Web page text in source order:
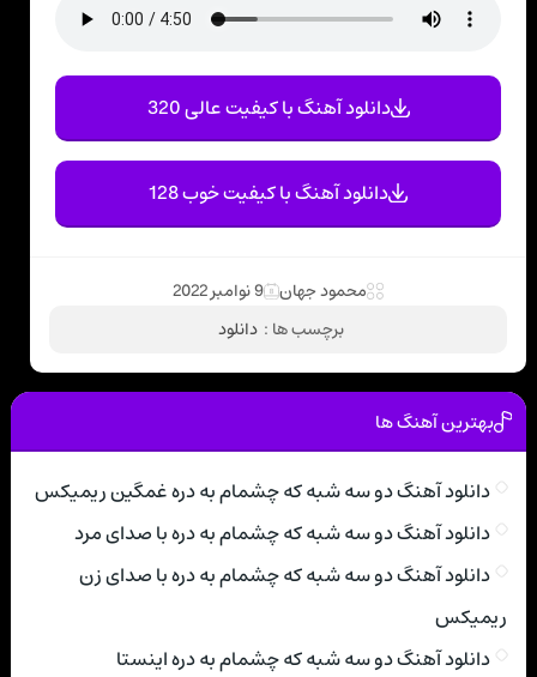
دانلود آهنگ با کیفیت عالی 320
دانلود آهنگ با کیفیت خوب 128
محمود جهان 9 نوامبر 2022
برچسب ها : دانلود
بهترین آهنگ ها
دانلود آهنگ دو سه شبه که چشمام به دره غمگین ریمیکس
دانلود آهنگ دو سه شبه که چشمام به دره با صدای مرد
دانلود آهنگ دو سه شبه که چشمام به دره با صدای زن
ریمیکس
دانلود آهنگ دو سه شبه که چشمام به دره اینستا